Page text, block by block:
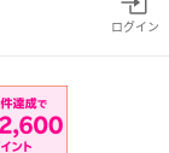
ログイン